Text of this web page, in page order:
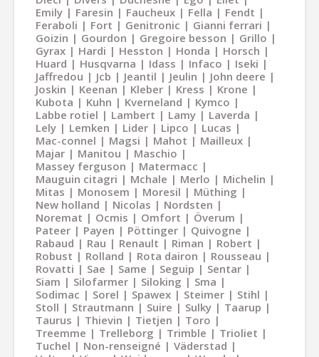
Emily
Faresin Faucheux Fella
Fendt
Feraboli
Fort Genitronic
Gianni ferrari
Goizin
Gourdon Gregoire besson
Grillo
Gyrax
Hardi Hesston Honda
Horsch
Huard
Husqvarna Idass Infaco
Iseki
Jaffredou
Jcb Jeantil Jeulin
John deere
Joskin
Keenan Kleber Kress
Krone
Kubota
Kuhn Kverneland
Kymco
Labbe rotiel
Lambert Lamy
Laverda
Lely
Lemken Lider Lipco
Lucas
Mac-connel
Magsi Mahot
Mailleux
Majar
Manitou
Maschio
Massey ferguson
Matermacc
Mauguin citagri
Mchale Merlo
Michelin
Mitas
Monosem Moresil
Müthing
New holland
Nicolas
Nordsten
Noremat
Ocmis Omfort
Överum
Pateer
Payen Pöttinger
Quivogne
Rabaud
Rau Renault Riman
Robert
Robust
Rolland Rota dairon
Rousseau
Rovatti
Sae Same Seguip
Sentar
Siam
Silofarmer Siloking
Sma
Sodimac
Sorel Spawex Steimer
Stihl
Stoll
Strautmann Suire Sulky
Taarup
Taurus
Thievin Tietjen
Toro
Treemme
Trelleborg Trimble
Trioliet
Tuchel
Non-renseigné
Väderstad